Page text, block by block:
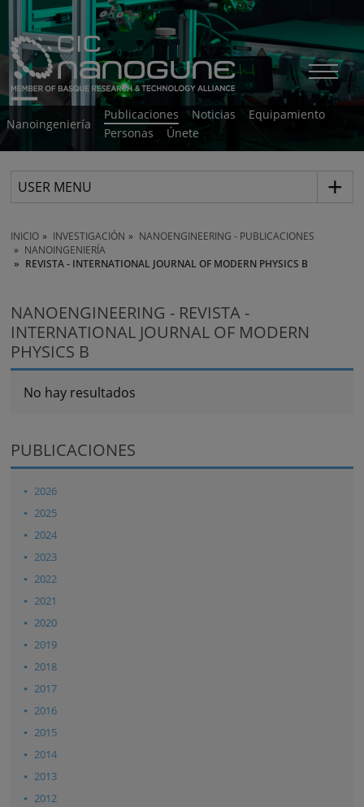
Nanoingeniería
Publicaciones Noticias
Equipamiento
Personas
Únete
USER MENU
INICIO INVESTIGACIÓN
NANOENGINEERING - PUBLICACIONES
NANOINGENIERÍA
REVISTA - INTERNATIONAL JOURNAL OF MODERN PHYSICS B
NANOENGINEERING - REVISTA -
INTERNATIONAL JOURNAL OF MODERN
PHYSICS B
No hay resultados
PUBLICACIONES
2026
2025
2024
2023
2022
2021
2020
2019
2018
2017
2016
2015
2014
2013
2012